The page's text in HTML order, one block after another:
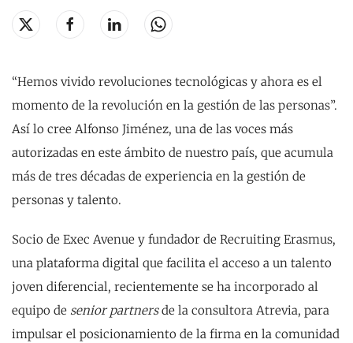
“Hemos vivido revoluciones tecnológicas y ahora es el
momento de la revolución en la gestión de las personas”.
Así lo cree Alfonso Jiménez, una de las voces más
autorizadas en este ámbito de nuestro país, que acumula
más de tres décadas de experiencia en la gestión de
personas y talento.
Socio de Exec Avenue y fundador de Recruiting Erasmus,
una plataforma digital que facilita el acceso a un talento
joven diferencial, recientemente se ha incorporado al
equipo de senior partnersde la consultora Atrevia, para
impulsar el posicionamiento de la firma en la comunidad